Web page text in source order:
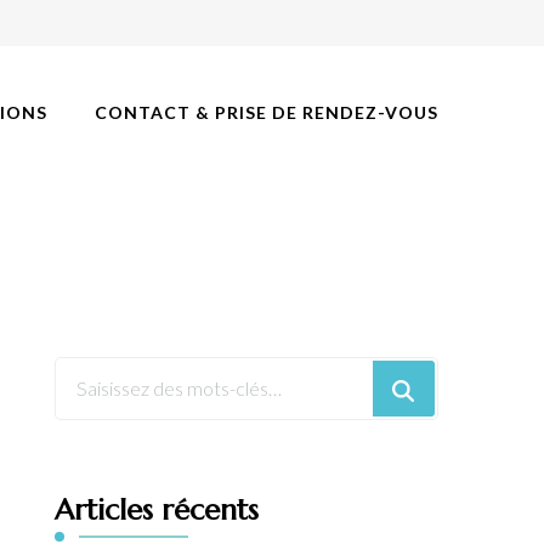
CONTACT & PRISE DE RENDEZ-VOUS
Articles récents